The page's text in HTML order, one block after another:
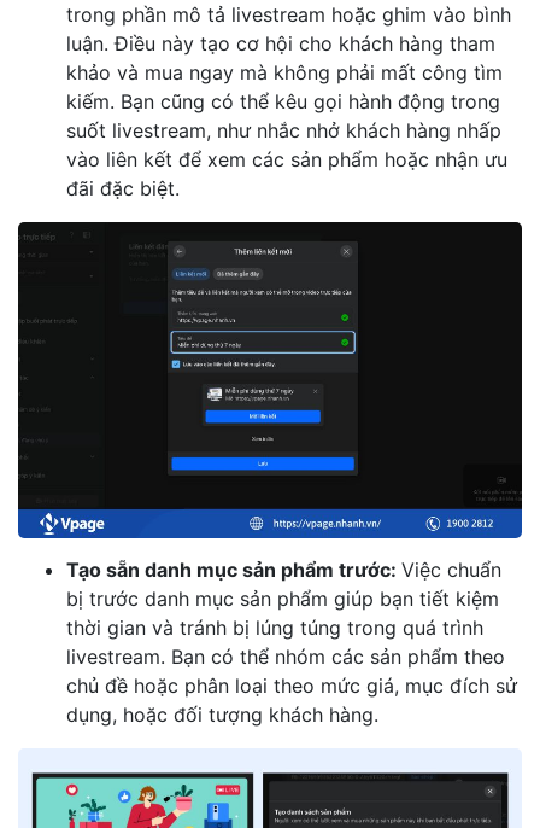
trong phần mô tả livestream hoặc ghim vào bình
luận. Điều này tạo cơ hội cho khách hàng tham
khảo và mua ngay mà không phải mất công tìm
kiếm. Bạn cũng có thể kêu gọi hành động trong
suốt livestream, như nhắc nhở khách hàng nhấp
vào liên kết để xem các sản phẩm hoặc nhận ưu
đãi đặc biệt.
Tạo sẵn danh mục sản phẩm trước: Việc chuẩn
bị trước danh mục sản phẩm giúp bạn tiết kiệm
thời gian và tránh bị lúng túng trong quá trình
livestream. Bạn có thể nhóm các sản phẩm theo
chủ đề hoặc phân loại theo mức giá, mục đích sử
dụng, hoặc đối tượng khách hàng.